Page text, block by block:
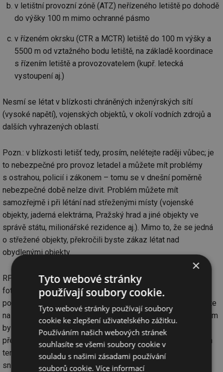
v letištní provozní zóně (ATZ) neřízeného letiště po dohodě
do výšky 100 m mimo ochranné pásmo
v řízeném okrsku (CTR a MCTR) letiště do 100 m výšky a
5500 m od vztažného bodu letiště, na základě koordinace
s řízením letiště a provozovatelem (kupř. letecká
vystoupení aj.)
Nesmí se létat v blízkosti chráněných inženýrských sítí
(vysoké napětí), vojenských objektů, v okolí vodních zdrojů a
dalších vyhrazených oblastí.
Pozn.: v blízkosti letišť tedy, prosím, nelétejte raději vůbec; je
to nebezpečné pro provoz letadel a můžete mít problémy
s ostrahou, policií i zákonem – tomu se v dnešní poměrně
nebezpečné době nelze divit. Problém můžete mít
samozřejmě i při létání nad střeženými místy (vojenské
objekty, jaderná elektrárna, Pražský hrad a jiné objekty ve
správě státu, milionářské rezidence aj.). Mimo to, že se jedná
o střežené objekty, překročili byste zákaz létat nad
obydlenými objekty.
RPAS je možno používat jen pro účely, dané licencí (tj.
fotografovat cíleně sousedku u bazénu správně nesmíte,
pokud vám to nedovolí, a pokud ještě ke všemu data vystavíte
na Internet, případný soud bude zohledňovat, za jakým účelem
byla data pořízena a jak známo, zákon má před vyhláškou
přednost). Pokud budete provádět mapování kupř. za účelem
tematické mapy a cílem byla tato práce, na některém ze
snímků bude nějaká osoba, není to trestné, ale můžete býti
×
Tyto webové stránky
používají soubory cookie.
Tyto webové stránky používají soubory
cookie ke zlepšení uživatelského zážitku.
Používáním našich webových stránek
souhlasíte se všemi soubory cookie v
souladu s našimi zásadami používání
souborů cookie.Více informací